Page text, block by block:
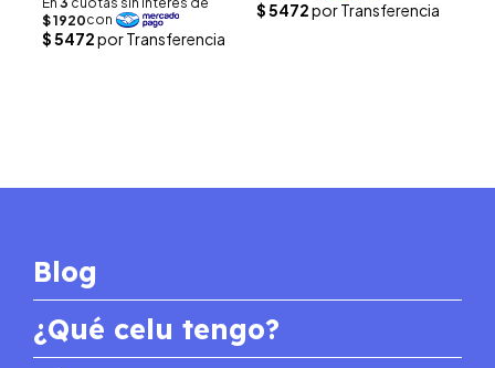
Blog
¿Qué celu tengo?